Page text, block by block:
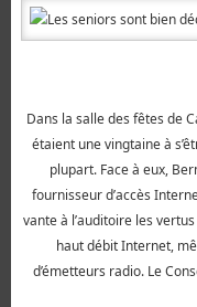
Dans la salle des fêtes de
étaient une vingtaine à
plupart. Face à eux,
fournisseur d’accès
vante à l’auditoire les
haut débit Internet,
d’émetteurs radio. Le